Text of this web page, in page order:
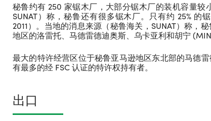
秘鲁约有 250 家锯木厂，大部分锯木厂的装机容量较
SUNAT）称，秘鲁还有很多锯木厂。只有约 25% 的
2011）。当地的消息来源（秘鲁海关，SUNAT）称，
地区的洛雷托、马德雷德迪奥斯、乌卡亚利和胡宁
最大的特许经营区位于秘鲁亚马逊地区东北部的马德
有最多的经 FSC 认证的特许权持有者。
出口